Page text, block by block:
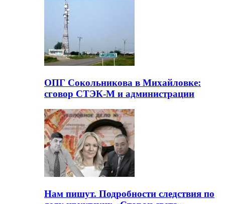
ОПГ Сокольникова в Михайловке:
сговор СТЭК-М и администрации
Нам пишут. Подробности следствия по